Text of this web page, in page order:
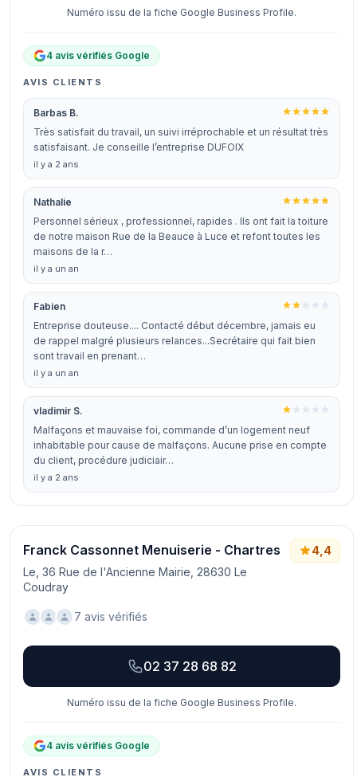
Numéro issu de la fiche Google Business Profile.
4 avis vérifiés Google
AVIS CLIENTS
Barbas B.
Très satisfait du travail, un suivi irréprochable et un résultat très
satisfaisant. Je conseille l’entreprise DUFOIX
il y a 2 ans
Nathalie
Personnel sérieux , professionnel, rapides . Ils ont fait la toiture
de notre maison Rue de la Beauce à Luce et refont toutes les
maisons de la r…
il y a un an
Fabien
Entreprise douteuse.... Contacté début décembre, jamais eu
de rappel malgré plusieurs relances...Secrétaire qui fait bien
sont travail en prenant…
il y a un an
vladimir S.
Malfaçons et mauvaise foi, commande d’un logement neuf
inhabitable pour cause de malfaçons. Aucune prise en compte
du client, procédure judiciair…
il y a 2 ans
Franck Cassonnet Menuiserie - Chartres
Le, 36 Rue de l'Ancienne Mairie, 28630 Le
Coudray
4,4
7 avis vérifiés
02 37 28 68 82
Numéro issu de la fiche Google Business Profile.
4 avis vérifiés Google
AVIS CLIENTS